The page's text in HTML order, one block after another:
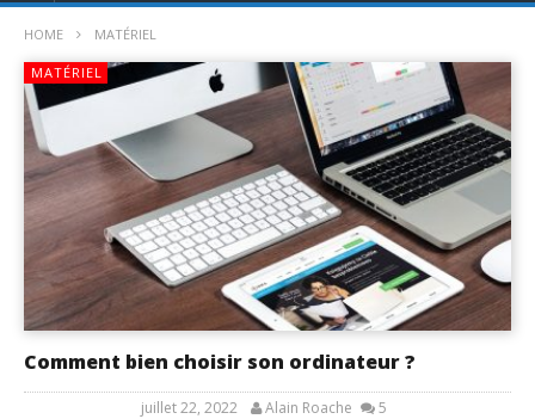
HOME MATÉRIEL
MATÉRIEL
Comment bien choisir son ordinateur ?
juillet 22, 2022 Alain Roache 5